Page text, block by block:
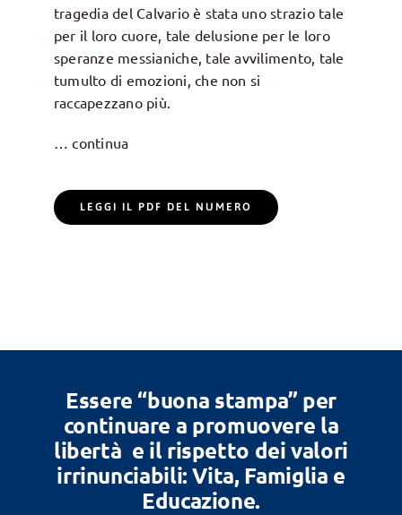
tragedia del Calvario è stata uno strazio tale
per il loro cuore, tale delusione per le loro
speranze messianiche, tale avvilimento, tale
tumulto di emozioni, che non si
raccapezzano più.
… continua
LEGGI IL PDF DEL NUMERO
Essere “buona stampa” per
continuare a promuovere la
libertà e il rispetto dei valori
irrinunciabili: Vita, Famiglia e
Educazione.